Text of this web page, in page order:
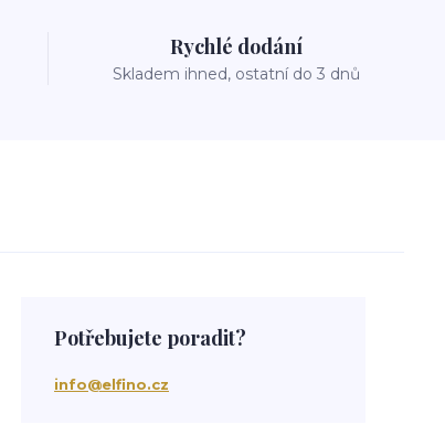
Rychlé dodání
Skladem ihned, ostatní do 3 dnů
Potřebujete poradit?
info@elfino.cz